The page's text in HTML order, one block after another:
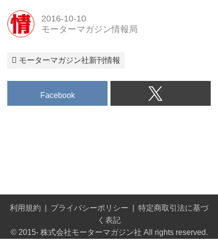
2016-10-10
モーターマガジン情報局
モーターマガジン社新刊情報
Facebook
利用規約 プライバシーポリシー
特定商取引法に基づ
く表記
© 2015- 株式会社モーターマガジン社 All rights reserved.